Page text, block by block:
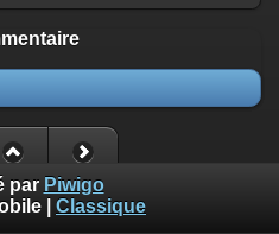
par Piwigo
Classique